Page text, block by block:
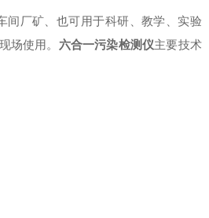
间厂矿、也可用于科研、教学、实验
场使用。 六合一污染检测仪主要技术